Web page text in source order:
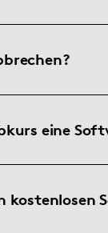
eine
kostenlosen